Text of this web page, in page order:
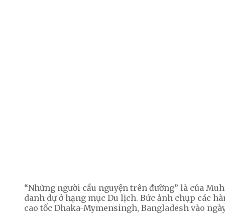
“Những người cầu nguyện trên đường” là của
danh dự ở hạng mục Du lịch. Bức ảnh chụp các
cao tốc Dhaka-Mymensingh, Bangladesh vào